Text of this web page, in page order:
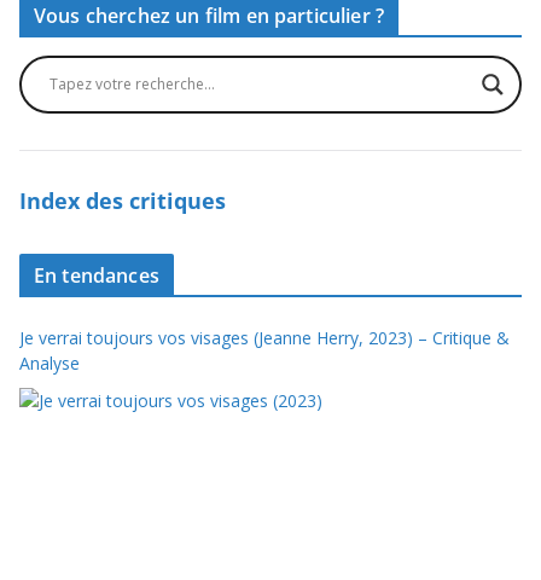
Vous cherchez un film en particulier ?
Index des critiques
En tendances
Je verrai toujours vos visages (Jeanne Herry, 2023) – Critique &
Analyse